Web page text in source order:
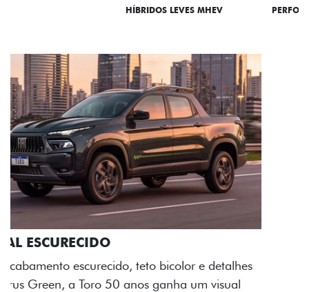
HÍBRIDOS LEVES MHEV
ADESIVOS ESTILIZADOS
Os adesivos aplicados no capô e nas laterais
reforçam a identidade única dessa edição para lá de